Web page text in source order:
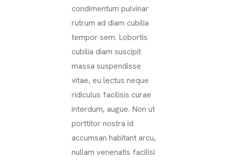
condimentum pulvinar
rutrum ad diam cubilia
tempor sem. Lobortis
cubilia diam suscipit
massa suspendisse
vitae, eu lectus neque
ridiculus facilisis curae
interdum, augue. Non ut
porttitor nostra id
accumsan habitant arcu,
nullam venenatis facilisi